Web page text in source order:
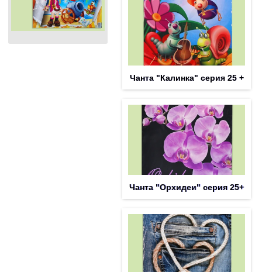
Чанта "Калинка" серия 25 +
Чанта "Орхидеи" серия 25+